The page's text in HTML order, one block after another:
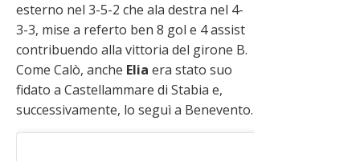
esterno nel 3-5-2 che ala destra nel 4-
3-3, mise a referto ben 8 gol e 4 assist
contribuendo alla vittoria del girone B.
Come Calò, anche Elia era stato suo
fidato a Castellammare di Stabia e,
successivamente, lo seguì a Benevento.